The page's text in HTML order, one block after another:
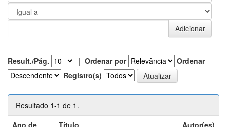
Result./Pág. | Ordenar por
Ordenar
Registro(s)
Resultado 1-1 de 1.
Ano de
Título Autor(es)